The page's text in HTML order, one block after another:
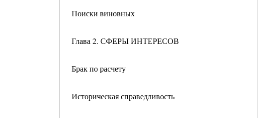
Поиски виновных
Глава 2. СФЕРЫ ИНТЕРЕСОВ
Брак по расчету
Историческая справедливость